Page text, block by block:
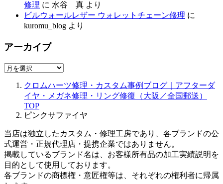
修理 に 水谷 真 より
ビルウォールレザー ウォレットチェーン修理 に
kuromu_blog より
アーカイブ
ア
クロムハーツ修理・カスタム事例ブログ｜アフターダ
イヤ・メガネ修理・リング修復（大阪／全国郵送）
TOP
ピンクサファイヤ
当店は独立したカスタム・修理工房であり、各ブランドの公
式運営・正規代理店・提携企業ではありません。
掲載しているブランド名は、お客様所有品の加工実績説明を
目的として使用しております。
各ブランドの商標権・意匠権等は、それぞれの権利者に帰属